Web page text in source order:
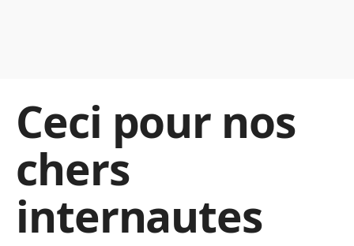
Ceci pour nos
chers
internautes